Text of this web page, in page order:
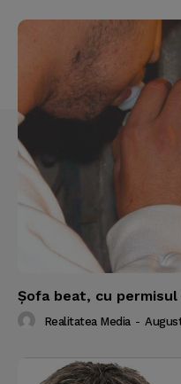
Şofa beat, cu
Realitatea Media -